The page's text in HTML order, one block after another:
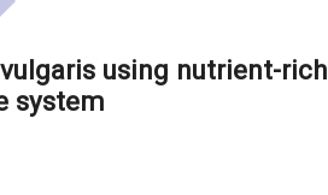
using nutrient-rich
system